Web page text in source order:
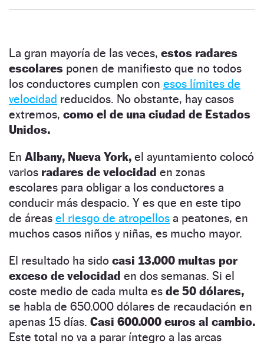
La gran mayoría de las veces, estos radares
escolares ponen de manifiesto que no todos
los conductores cumplen con esos límites de
velocidad reducidos. No obstante, hay casos
extremos, como el de una ciudad de Estados
Unidos.
En Albany, Nueva York, el ayuntamiento colocó
varios radares de velocidad en zonas
escolares para obligar a los conductores a
conducir más despacio. Y es que en este tipo
de áreas el riesgo de atropellos a peatones, en
muchos casos niños y niñas, es mucho mayor.
El resultado ha sido casi 13.000 multas por
exceso de velocidad en dos semanas. Si el
coste medio de cada multa es de 50 dólares,
se habla de 650.000 dólares de recaudación en
apenas 15 días. Casi 600.000 euros al cambio.
Este total no va a parar íntegro a las arcas